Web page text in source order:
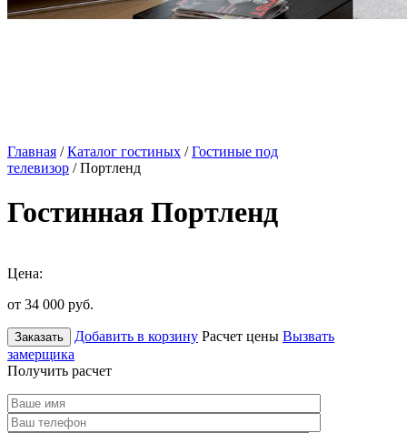
Главная /Каталог гостиных /Гостиные под
телевизор / Портленд
Гостинная Портленд
Цена:
от 34 000 руб.
Заказать Добавить в корзину Расчет цены Вызвать
замерщика
Получить расчет